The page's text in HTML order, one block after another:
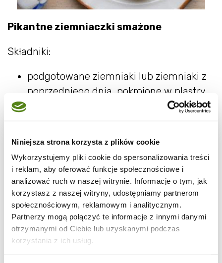
Niniejsza strona korzysta z plików cookie
Wykorzystujemy pliki cookie do spersonalizowania treści
i reklam, aby oferować funkcje społecznościowe i
analizować ruch w naszej witrynie. Informacje o tym, jak
korzystasz z naszej witryny, udostępniamy partnerom
społecznościowym, reklamowym i analitycznym.
Partnerzy mogą połączyć te informacje z innymi danymi
otrzymanymi od Ciebie lub uzyskanymi podczas
korzystania z ich usług.
Pikantne ziemniaczki smażone
Składniki:
podgotowane ziemniaki lub ziemniaki z
poprzedniego dnia, pokrojone w plastry
czosnek granulowany lub świeży drobno
suszony koperek (opcjonalnie)
ulubione suszone zioła, np. tymianek,
majeranek, oregano, rozmaryn
sól, jesli trzeba
pieprz, np. czarny, biały, kolorowy -
opcjonalnie